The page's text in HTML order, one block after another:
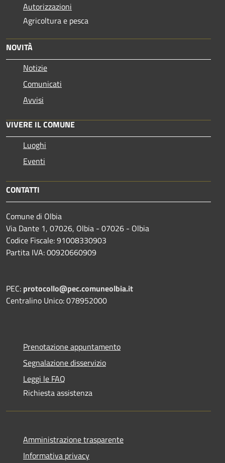
Autorizzazioni
Agricoltura e pesca
NOVITÀ
Notizie
Comunicati
Avvisi
VIVERE IL COMUNE
Luoghi
Eventi
CONTATTI
Comune di Olbia
Via Dante 1, 07026, Olbia - 07026 - Olbia
Codice Fiscale: 91008330903
Partita IVA: 00920660909
PEC: protocollo@pec.comuneolbia.it
Centralino Unico: 078952000
Prenotazione appuntamento
Segnalazione disservizio
Leggi le FAQ
Richiesta assistenza
Amministrazione trasparente
Informativa privacy